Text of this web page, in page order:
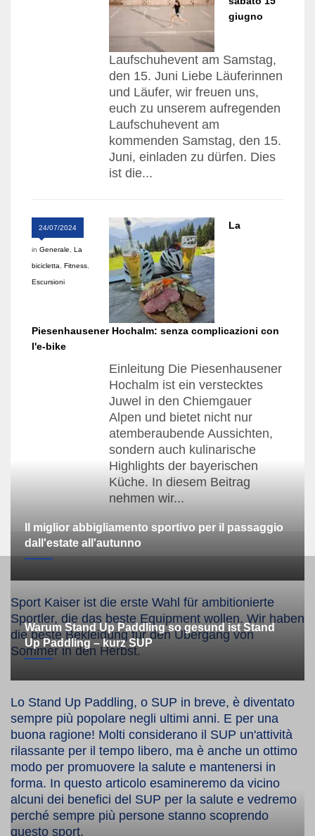
giugno
Laufschuhevent am Samstag,
den 15. Juni Liebe Läuferinnen
und Läufer, wir freuen uns,
euch zu unserem aufregenden
Laufschuhevent am
kommenden Samstag, den 15.
Juni, einladen zu dürfen. Dies
ist die...
24/07/2024
in Generale, La
bicicletta, Fitness,
Escursioni
La
Piesenhausener Hochalm: senza complicazioni con
l'e-bike
Einleitung Die Piesenhausener
Hochalm ist ein verstecktes
Juwel in den Chiemgauer
Alpen und bietet nicht nur
atemberaubende Aussichten,
sondern auch kulinarische
Highlights der bayerischen
Küche. In diesem Beitrag
nehmen wir...
Il miglior abbigliamento sportivo per il passaggio
dall'estate all'autunno
Sport Kaiser ist die erste Wahl für ambitionierte
Sportler, die das beste Equipment wollen. Wir haben
die beste Bekleidung für den Übergang von
Sommer in den Herbst.
Warum Stand Up Paddling so gesund ist Stand
Up Paddling – kurz SUP
Lo Stand Up Paddling, o SUP in breve, è diventato
sempre più popolare negli ultimi anni. E per una
buona ragione! Molti considerano il SUP un'attività
rilassante per il tempo libero, ma è anche un ottimo
modo per promuovere la salute e mantenersi in
forma. In questo articolo esamineremo da vicino
alcuni dei benefici del SUP per la salute e vedremo
perché sempre più persone stanno scoprendo
questo sport.